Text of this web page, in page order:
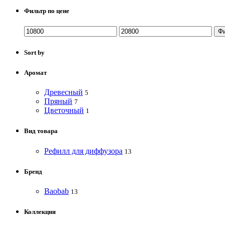
Фильтр по цене
Sort by
Аромат
Древесный 5
Пряный 7
Цветочный 1
Вид товара
Рефилл для диффузора 13
Бренд
Baobab 13
Коллекция